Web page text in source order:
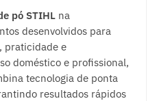
pó STIHL na
desenvolvidos para
praticidade e
doméstico e profissional,
tecnologia de ponta
resultados rápidos